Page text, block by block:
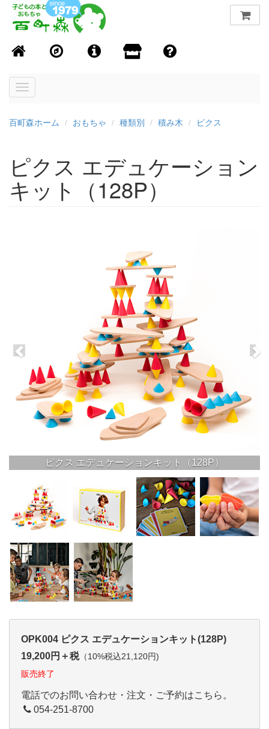
Toggle
百町森ホーム おもちゃ 種類別 積み木 ピクス
ピクス エデュケーション
キット（128P）
ピクス エデュケーションキット（128P）
OPK004 ピクス エデュケーションキット(128P)
19,200円＋税（10%税込21,120円)
販売終了
電話でのお問い合わせ・注文・ご予約はこちら。
054-251-8700